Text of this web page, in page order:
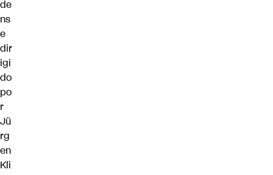
de
ns
e
dir
igi
do
po
r
Jü
rg
en
Kli